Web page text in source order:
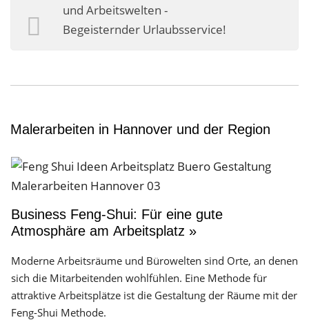
und Arbeitswelten -
Begeisternder Urlaubsservice!
Malerarbeiten in Hannover und der Region
Business Feng-Shui: Für eine gute
Atmosphäre am Arbeitsplatz »
Moderne Arbeitsräume und Bürowelten sind Orte, an denen
sich die Mitarbeitenden wohlfühlen. Eine Methode für
attraktive Arbeitsplätze ist die Gestaltung der Räume mit der
Feng-Shui Methode.